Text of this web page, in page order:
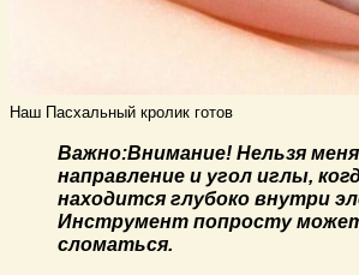
Наш Пасхальный кролик готов
Важно:Внимание! Нельзя
направление и угол иглы,
находится глубоко внутри
Инструмент попросту
сломаться.